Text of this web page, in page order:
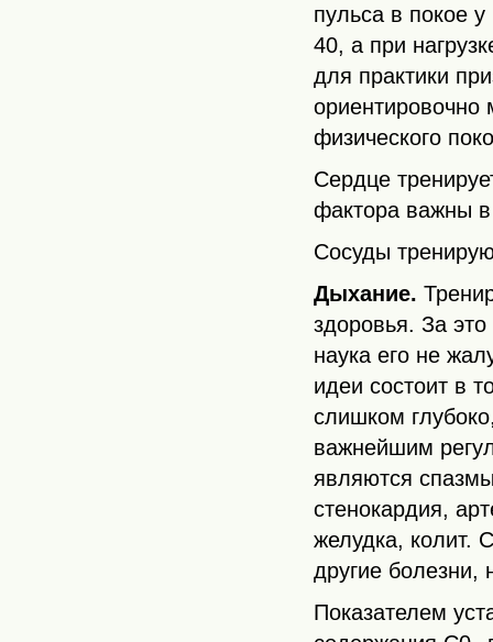
пульса в покое
40, а при
для практики
ориентировочно
физического
Сердце
фактора важны в
Сосуды
Дыхание.
здоровья. За
наука его не
идеи состоит в
слишком
важнейшим
являются
стенокардия,
желудка, колит.
другие болезни,
Показателем